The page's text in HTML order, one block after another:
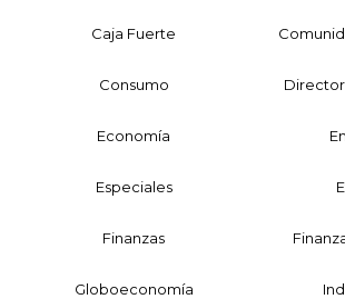
Caja Fuerte
Consumo
Economía
Especiales
Finanzas
Globoeconomía